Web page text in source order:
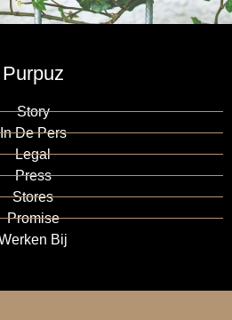
Purpuz
Story
In De Pers
Legal
Press
Stores
Promise
Bij